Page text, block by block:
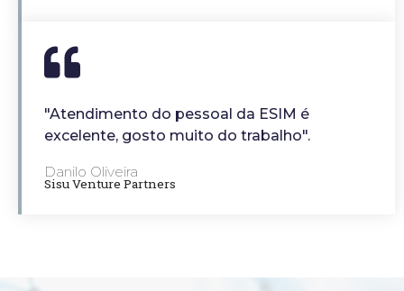
"Atendimento do pessoal da ESIM é
excelente, gosto muito do trabalho".
Danilo Oliveira
Sisu Venture Partners